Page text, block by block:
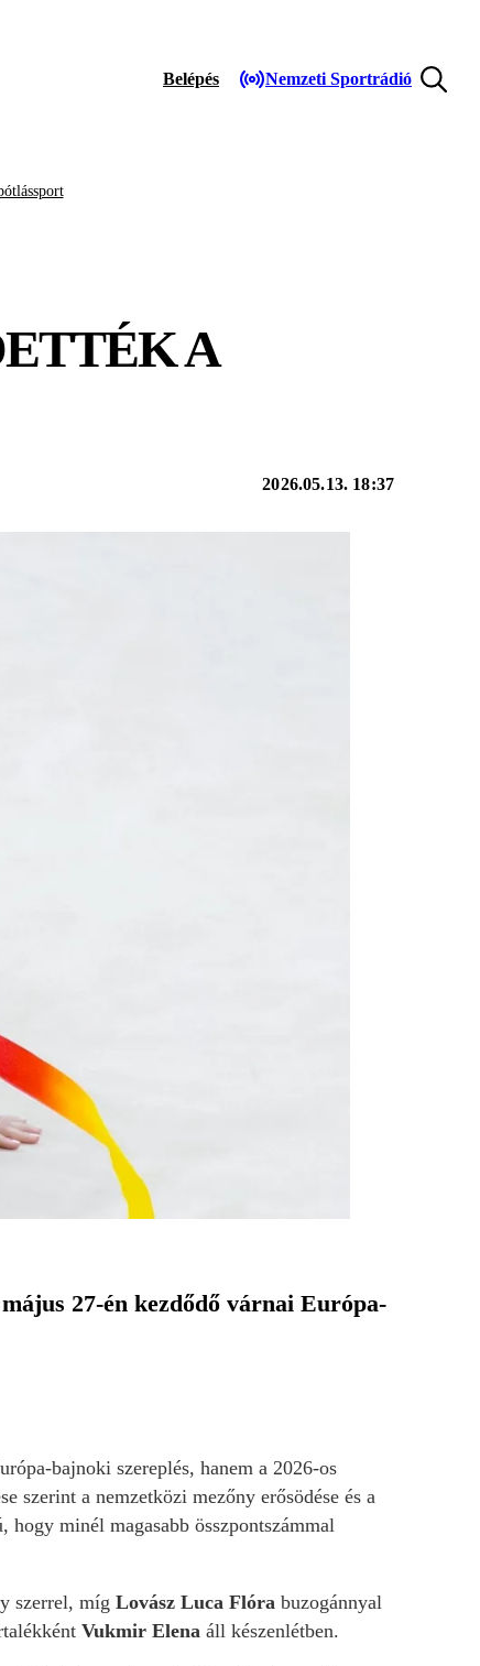
Belépés Nemzeti Sportrádió
A
2026.05.13. 18:37
27-én kezdődő várnai Európa-
bajnoki szereplés, hanem a 2026-os
szerint a nemzetközi mezőny erősödése és a
minél magasabb összpontszámmal
szerrel, míg Lovász Luca Flóra buzogánnyal
Vukmir Elena áll készenlétben.